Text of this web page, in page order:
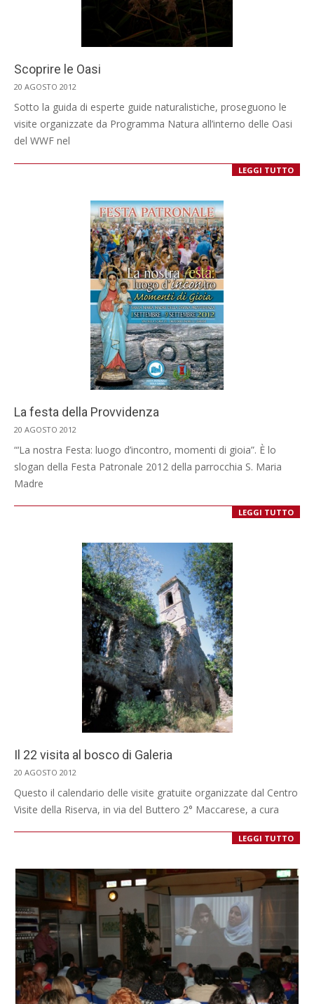
Scoprire le Oasi
2012-
08-
20
20 AGOSTO 2012
Sotto la guida di esperte guide naturalistiche, proseguono le
visite organizzate da Programma Natura all’interno delle Oasi
del WWF nel
LEGGI TUTTO
La festa della Provvidenza
2012-
08-
20
20 AGOSTO 2012
“‘La nostra Festa: luogo d’incontro, momenti di gioia”. È lo
slogan della Festa Patronale 2012 della parrocchia S. Maria
Madre
LEGGI TUTTO
Il 22 visita al bosco di Galeria
2012-
08-
20
20 AGOSTO 2012
Questo il calendario delle visite gratuite organizzate dal Centro
Visite della Riserva, in via del Buttero 2° Maccarese, a cura
LEGGI TUTTO